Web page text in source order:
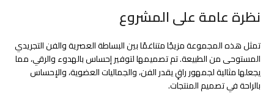
نظرة عامة على المشروع
تمثل هذه المجموعة مزيجًا متناغمًا بين البساطة العصرية والفن التجريدي
المستوحى من الطبيعة. تم تصميمها لتوفير إحساس بالهدوء والرقي، مما
يجعلها مثالية لجمهور راقٍ يقدر الفن، والجماليات العضوية، والإحساس
بالراحة في تصميم المنتجات.